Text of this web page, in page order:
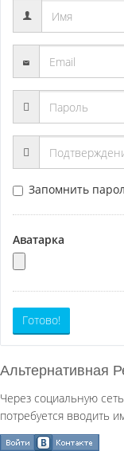
Запомнить
Аватарка
Готово!
Альтернативная
Через социальную
потребуется вводить